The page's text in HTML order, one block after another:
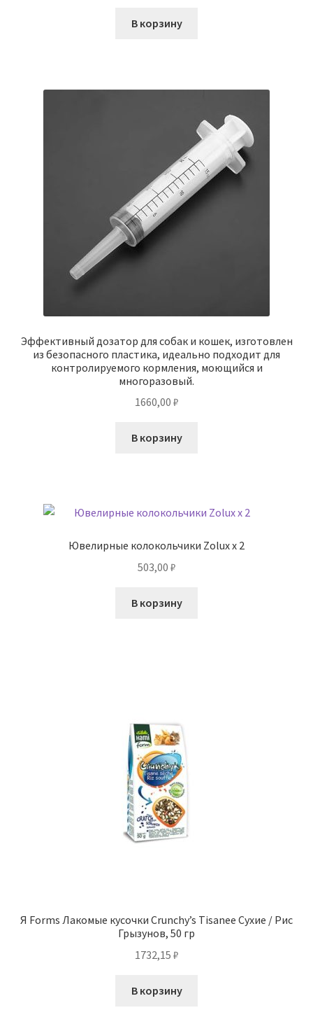
В корзину
Эффективный дозатор для собак и кошек, изготовлен
из безопасного пластика, идеально подходит для
контролируемого кормления, моющийся и
многоразовый.
1660,00 ₽
В корзину
Ювелирные колокольчики Zolux x 2
503,00 ₽
В корзину
Я Forms Лакомые кусочки Crunchy’s Tisanee Сухие / Рис
Грызунов, 50 гр
1732,15 ₽
В корзину